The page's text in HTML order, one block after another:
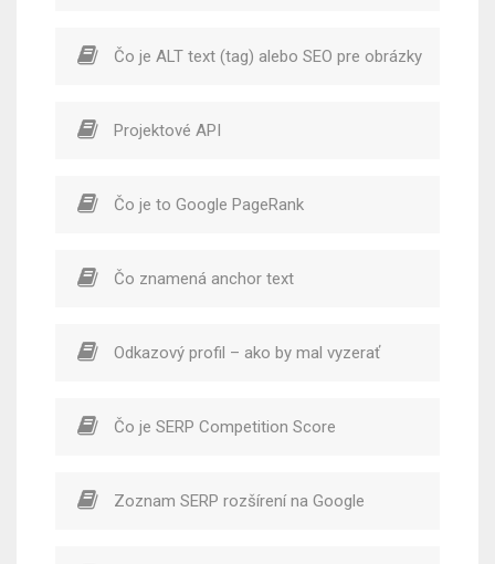
Čo je ALT text (tag) alebo SEO pre obrázky
Projektové API
Čo je to Google PageRank
Čo znamená anchor text
Odkazový profil – ako by mal vyzerať
Čo je SERP Competition Score
Zoznam SERP rozšírení na Google